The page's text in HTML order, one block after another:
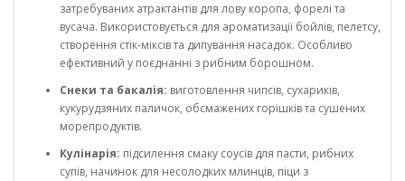
затребуваних атрактантів для лову коропа, форелі та
вусача. Використовується для ароматизації бойлів, пелетсу,
створення стік-міксів та дипування насадок. Особливо
ефективний у поєднанні з рибним борошном.
Снеки та бакалія: виготовлення чипсів, сухариків,
кукурудзяних паличок, обсмажених горішків та сушених
морепродуктів.
Кулінарія: підсилення смаку соусів для пасти, рибних
супів, начинок для несолодких млинців, піци з